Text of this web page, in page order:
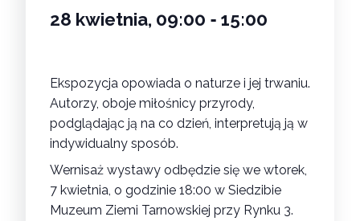
28 kwietnia, 09:00 - 15:00
Ekspozycja opowiada o naturze i jej trwaniu.
Autorzy, oboje miłośnicy przyrody,
podglądając ją na co dzień, interpretują ją w
indywidualny sposób.
Wernisaż wystawy odbędzie się we wtorek,
7 kwietnia, o godzinie 18:00 w Siedzibie
Muzeum Ziemi Tarnowskiej przy Rynku 3.